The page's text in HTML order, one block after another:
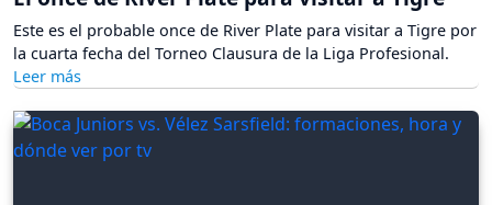
Este es el probable once de River Plate para visitar a Tigre por
la cuarta fecha del Torneo Clausura de la Liga Profesional.